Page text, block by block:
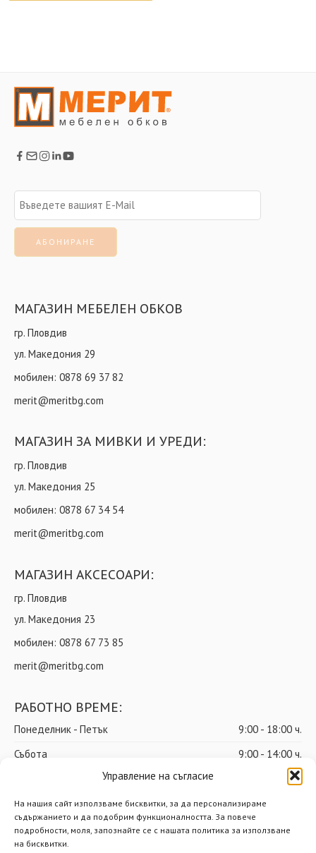
Управление на съгласие
На нашия сайт използваме бисквитки, за да персонализираме
съдържанието и да подобрим функционалността. За повече
подробности, моля, запознайте се с нашата политика за използване
на бисквитки.
МАГАЗИН МЕБЕЛЕН ОБКОВ
гр. Пловдив
ул. Македония 29
мобилен: 0878 69 37 82
merit@meritbg.com
МАГАЗИН ЗА МИВКИ И УРЕДИ:
гр. Пловдив
ул. Македония 25
мобилен: 0878 67 34 54
merit@meritbg.com
МАГАЗИН АКСЕСОАРИ:
гр. Пловдив
ул. Македония 23
мобилен: 0878 67 73 85
merit@meritbg.com
РАБОТНО ВРЕМЕ:
Понеделник - Петък
9:00 - 18:00 ч.
Събота
9:00 - 14:00 ч.
почивен ден
© Мерит ООД – Всички права запазени